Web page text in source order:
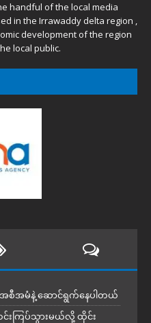
handful of the local media
in the Irrawaddy delta region ,
development of the region
local public.
စီအမံနဲ့ ဆောင်ရွက်နေပါတယ်
းကြပ်သွားမယ်လို့ ထိုင်း